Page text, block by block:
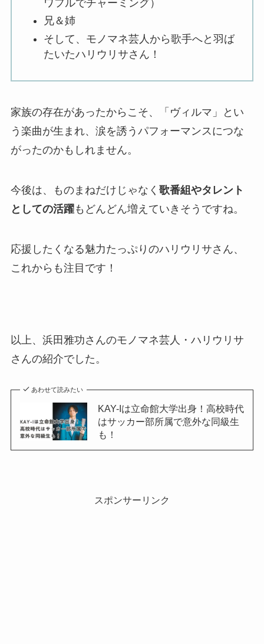
ワフルでチャーミング）
兄＆姉
そして、モノマネ芸人から歌手へと羽ば
たいたハリウリサさん！
家族の存在があったからこそ、「ヴィルマ」とい
う楽曲が生まれ、涙を誘うパフォーマンスにつな
がったのかもしれません。
今後は、ものまねだけじゃなく 歌番組やタレント
としての活躍もどんどん増えていきそうですね。
応援したくなる魅力たっぷりのハリウリサさん、
これからも注目です！
以上、浜田雅功さんのモノマネ芸人・ハリウリサ
さんの紹介でした。
あわせて読みたい
KAY-Iは立命館大学出身！高校時代
はサッカー部所属で意外な同級生
も！
スポンサーリンク